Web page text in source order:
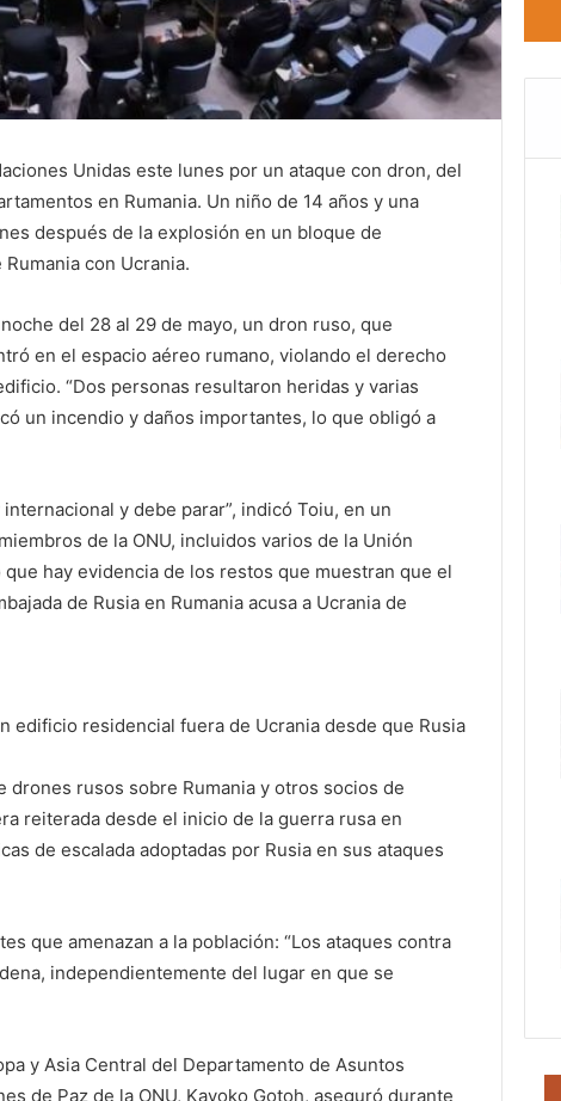
Unidas este lunes por un ataque con dron, del
en Rumania. Un niño de 14 años y una
después de la explosión en un bloque de
con Ucrania.
del 28 al 29 de mayo, un dron ruso, que
en el espacio aéreo rumano, violando el derecho
“Dos personas resultaron heridas y varias
un incendio y daños importantes, lo que obligó a
y debe parar”, indicó Toiu, en un
de la ONU, incluidos varios de la Unión
hay evidencia de los restos que muestran que el
de Rusia en Rumania acusa a Ucrania de
edificio residencial fuera de Ucrania desde que Rusia
drones rusos sobre Rumania y otros socios de
reiterada desde el inicio de la guerra rusa en
de escalada adoptadas por Rusia en sus ataques
que amenazan a la población: “Los ataques contra
independientemente del lugar en que se
y Asia Central del Departamento de Asuntos
de Paz de la ONU, Kayoko Gotoh, aseguró durante